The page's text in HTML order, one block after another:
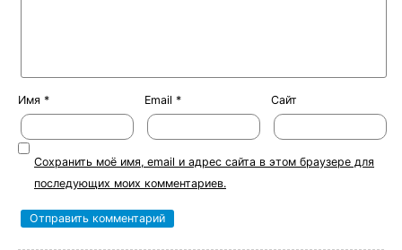
Имя * Email * Сайт
Сохранить моё имя, email и адрес сайта в этом браузере для
последующих моих комментариев.